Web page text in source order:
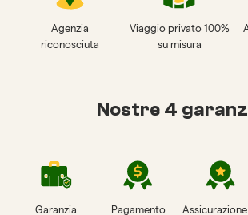
Agenzia
riconosciuta
Viaggio privato 100%
su misura
Nostre 4
Garanzia
Pagamento